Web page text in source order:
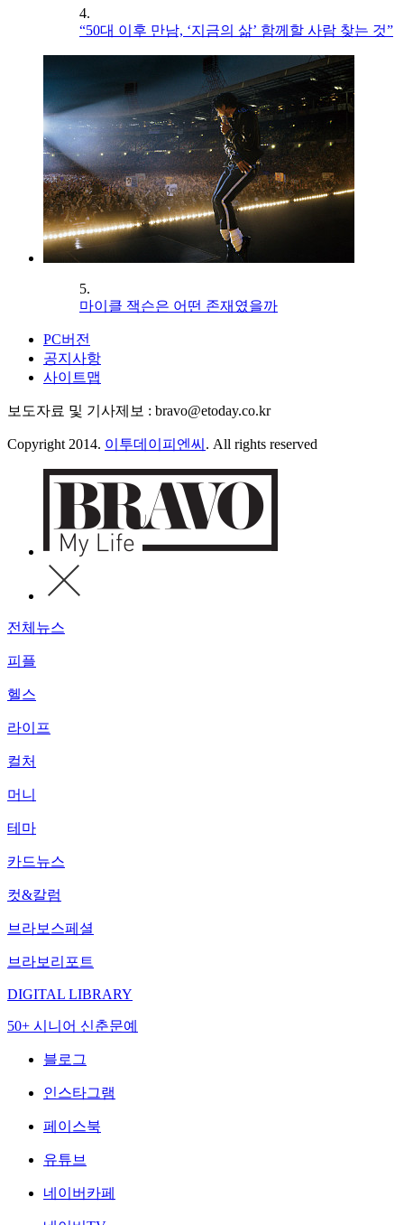
4.
“50대 이후 만남, ‘지금의 삶’ 함께할 사람 찾는 것”
5.
마이클 잭슨은 어떤 존재였을까
PC버전
공지사항
사이트맵
보도자료 및 기사제보 : bravo@etoday.co.kr
Copyright 2014. 이투데이피엔씨 . All rights reserved
전체뉴스
피플
헬스
라이프
컬처
머니
테마
카드뉴스
컷&칼럼
브라보스페셜
브라보리포트
DIGITAL LIBRARY
50+ 시니어 신춘문예
블로그
인스타그램
페이스북
유튜브
네이버카페